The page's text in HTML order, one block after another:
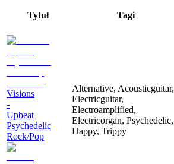
Tytuł Tagi
Visions
-
Upbeat
Psychedelic
Rock/Pop
Alternative, Acousticguitar,
Electricguitar,
Electroamplified,
Electricorgan, Psychedelic,
Happy, Trippy